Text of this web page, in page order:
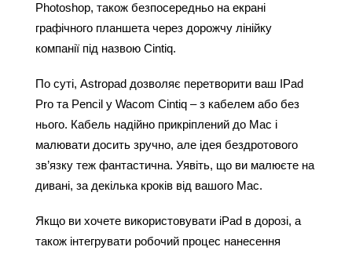
Photoshop, також безпосередньо на екрані
графічного планшета через дорожчу лінійку
компанії під назвою Cintiq.
По суті, Astropad дозволяє перетворити ваш IPad
Pro та Pencil у Wacom Cintiq – з кабелем або без
нього. Кабель надійно прикріплений до Mac і
малювати досить зручно, але ідея бездротового
зв’язку теж фантастична. Уявіть, що ви малюєте на
дивані, за декілька кроків від вашого Mac.
Якщо ви хочете використовувати iPad в дорозі, а
також інтегрувати робочий процес нанесення